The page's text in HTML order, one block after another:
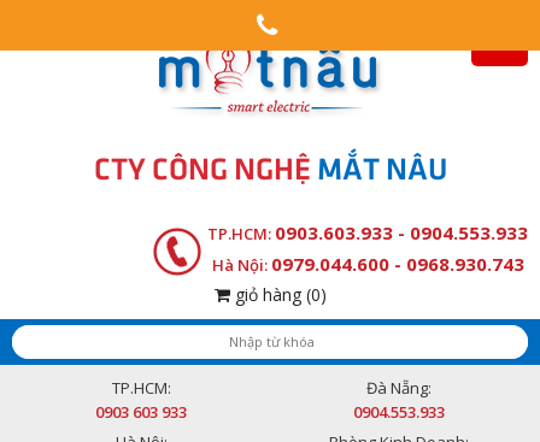
CTY CÔNG NGHỆ MẮT NÂU
TP.HCM: 0903.603.933 - 0904.553.933
Hà Nội: 0979.044.600 - 0968.930.743
giỏ hàng (0)
TP.HCM:
0903 603 933
Đà Nẵng:
0904.553.933